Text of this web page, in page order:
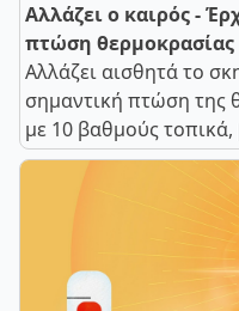
Αλλάζει ο καιρός -
πτώση θερμοκρασίας
Αλλάζει αισθητά το
σημαντική πτώση της
με 10 βαθμούς τοπικά,